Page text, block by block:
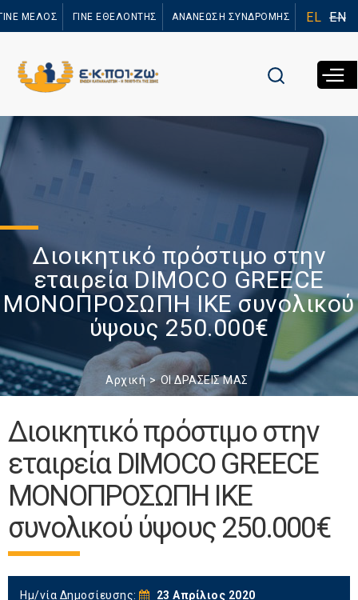
προς το
ΜΕΛΟΣ ΓΙΝΕ ΕΘΕΛΟΝΤΗΣ ΑΝΑΝΕΩΣΗ ΣΥΝΔΡΟΜΗΣ EL EN
Διοικητικό πρόστιμο στην
εταιρεία DIMOCO GREECE
ΜΟΝΟΠΡΟΣΩΠΗ ΙΚΕ συνολικού
ύψους 250.000€
Αρχική ΟΙ ΔΡΑΣΕΙΣ ΜΑΣ
Διοικητικό πρόστιμο στην
εταιρεία DIMOCO GREECE
ΜΟΝΟΠΡΟΣΩΠΗ ΙΚΕ
συνολικού ύψους 250.000€
Ημ/νία Δημοσίευσης:
23 Απρίλιος 2020